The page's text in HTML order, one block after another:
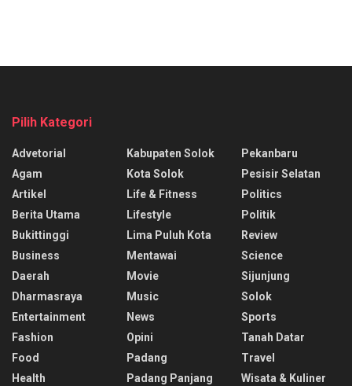
Pilih Kategori
Advetorial
Agam
Artikel
Berita Utama
Bukittinggi
Business
Daerah
Dharmasraya
Entertainment
Fashion
Food
Health
Kabupaten Solok
Kota Solok
Life & Fitness
Lifestyle
Lima Puluh Kota
Mentawai
Movie
Music
News
Opini
Padang
Padang Panjang
Pekanbaru
Pesisir Selatan
Politics
Politik
Review
Science
Sijunjung
Solok
Sports
Tanah Datar
Travel
Wisata & Kuliner